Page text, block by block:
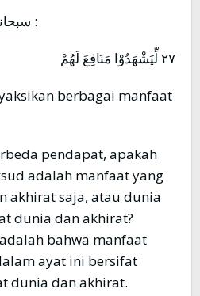
Firman Allâh سبحانه وتعالى :
٢٧ لِّيَشْهَدُوْا مَنَافِعَ لَهُمْ
berbagai manfaat
pendapat, apakah
adalah manfaat yang
akhirat saja, atau dunia
dunia dan akhirat?
bahwa manfaat
ayat ini bersifat
dunia dan akhirat.